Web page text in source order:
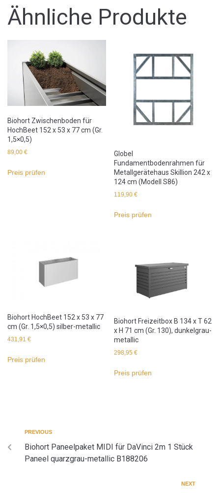
Ähnliche Produkte
Biohort Zwischenboden für
HochBeet 152 x 53 x 77 cm (Gr.
1,5×0,5)
89,00 €
Preis prüfen
Globel
Fundamentbodenrahmen für
Metallgerätehaus Skillion 242 x
124 cm (Modell S86)
119,90€
Preis prüfen
Biohort HochBeet 152 x 53 x 77
cm (Gr. 1,5×0,5) silber-metallic
431,91 €
Preis prüfen
Biohort Freizeitbox B 134 x T 62
x H 71 cm (Gr. 130), dunkelgrau-
metallic
298,95€
Preis prüfen
PREVIOUS
Biohort Paneelpaket MIDI für DaVinci 2m 1 Stück
Paneel quarzgrau-metallic B188206
NEXT